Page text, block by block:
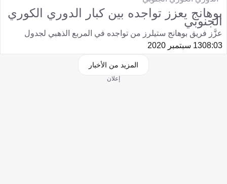
بوهانج يعزز تواجده بين كبار الدوري الكوري
الجنوبي
عزَّز فريق بوهانج ستيلرز من تواجده في المربع الذهبي لجدول
08:0313 سبتمبر 2020
المزيد من الأخبار
إعلان